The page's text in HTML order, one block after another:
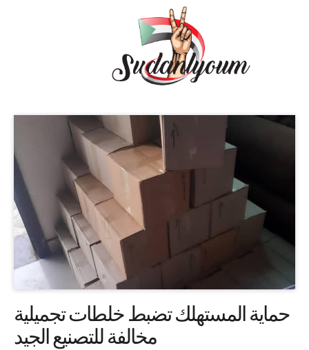
حماية المستهلك تضبط خلطات تجميلية
مخالفة للتصنيع الجيد